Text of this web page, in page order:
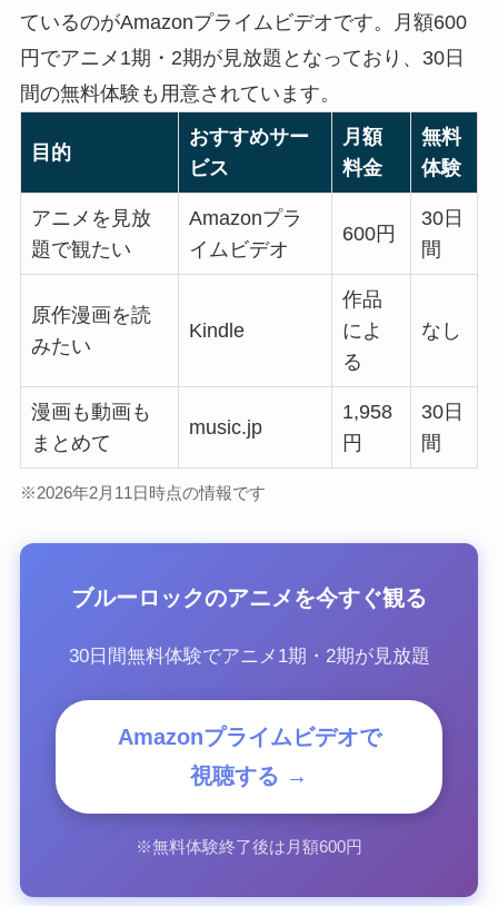
ているのがAmazonプライムビデオです。月額600
円でアニメ1期・2期が見放題となっており、30日
間の無料体験も用意されています。
目的
おすすめサー
ビス
月額
料金
無料
体験
アニメを見放
題で観たい
Amazonプラ
イムビデオ
600円
30日
間
原作漫画を読
みたい
Kindle
作品
によ
る
なし
漫画も動画も
まとめて
music.jp
1,958
円
30日
間
※2026年2月11日時点の情報です
ブルーロックのアニメを今すぐ観る
30日間無料体験でアニメ1期・2期が見放題
Amazonプライムビデオで
視聴する →
※無料体験終了後は月額600円